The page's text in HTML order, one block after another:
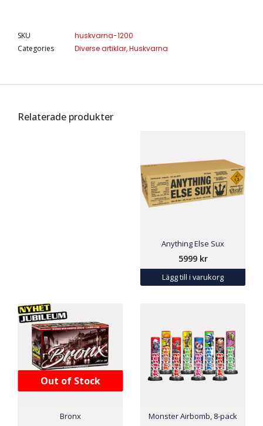
SKU
huskvarna-1200
Categories
Diverse artiklar,Huskvarna
Relaterade produkter
Anything Else Sux
5999 kr
Lägg till i varukorg
Out of Stock
Bronx Monster Airbomb, 8-pack